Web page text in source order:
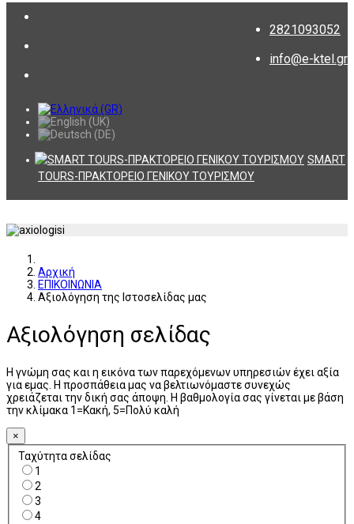
2821093052
info@e-ktel.gr
SMART
TOURS-ΠΡΑΚΤΟΡΕΙΟ ΓΕΝΙΚΟΥ ΤΟΥΡΙΣΜΟΥ
Αρχική
ΕΠΙΚΟΙΝΩΝΙΑ
Αξιολόγηση της Ιστοσελίδας μας
Αξιολόγηση σελίδας
Η γνώμη σας και η εικόνα των παρεχόμενων υπηρεσιών έχει αξία
για εμας. Η προσπάθεια μας να βελτιωνόμαστε συνεχώς
χρειάζεται την δική σας άποψη. Η βαθμολογία σας γίνεται με βάση
την κλίμακα 1=Κακή, 5=Πολύ καλή
×
Ταχύτητα σελίδας
1
2
3
4